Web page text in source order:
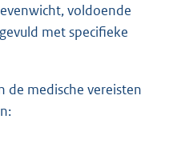
voldoende
met specifieke
de medische vereisten